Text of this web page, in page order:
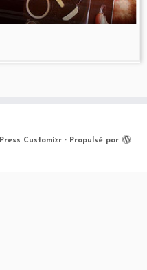
Press Customizr · Propulsé par